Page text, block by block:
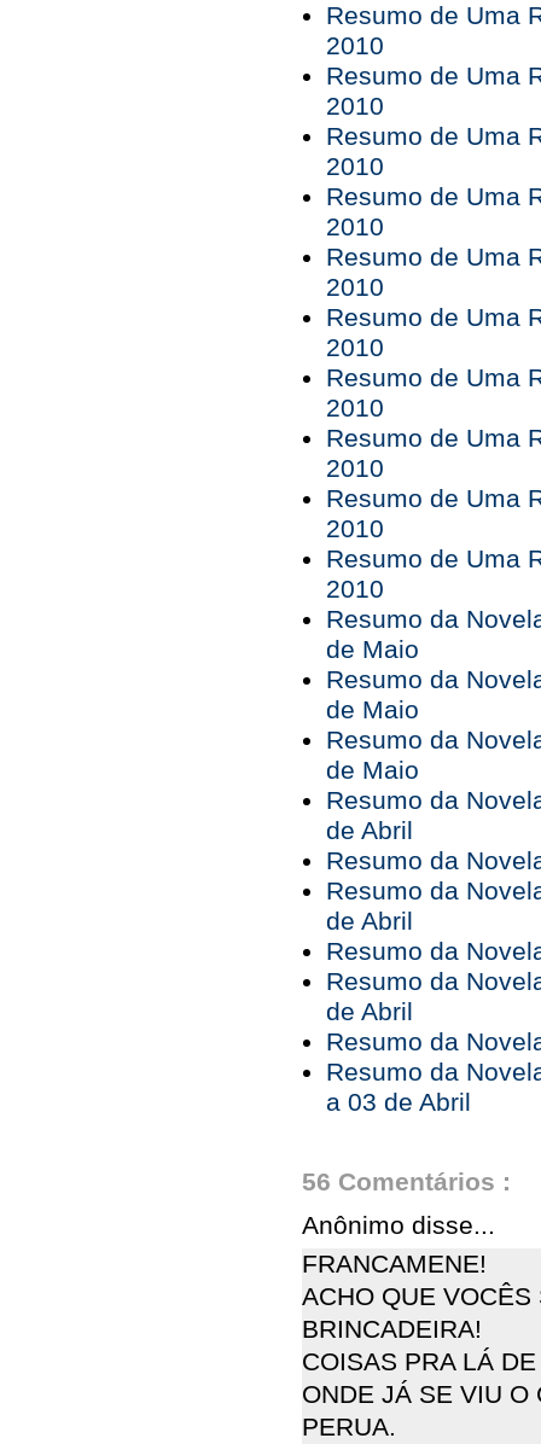
Resumo de Uma
2010
Resumo de Uma
2010
Resumo de Uma
2010
Resumo de Uma
2010
Resumo de Uma
2010
Resumo de Uma
2010
Resumo de Uma
2010
Resumo de Uma
2010
Resumo de Uma
2010
Resumo de Uma
2010
Resumo da
de Maio
Resumo da
de Maio
Resumo da
de Maio
Resumo da
de Abril
Resumo da
Resumo da
de Abril
Resumo da
Resumo da
de Abril
Resumo da
Resumo da
a 03 de Abril
56 Comentários :
Anônimo disse...
FRANCAMENE!
ACHO QUE
BRINCADEIRA!
COISAS PRA LÁ
ONDE JÁ SE VIU O
PERUA.